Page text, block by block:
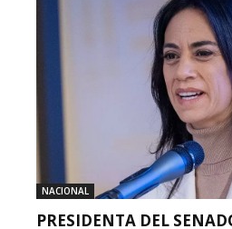
NACIONAL
PRESIDENTA DEL